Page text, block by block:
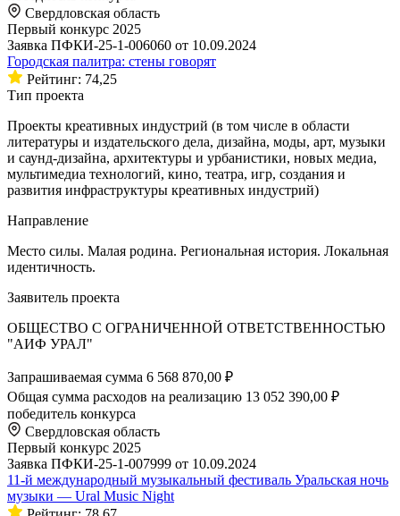
Свердловская область
Первый конкурс 2025
Заявка ПФКИ-25-1-006060 от 10.09.2024
Городская палитра: стены говорят
Рейтинг: 74,25
Тип проекта
Проекты креативных индустрий (в том числе в области
литературы и издательского дела, дизайна, моды, арт, музыки
и саунд-дизайна, архитектуры и урбанистики, новых медиа,
мультимедиа технологий, кино, театра, игр, создания и
развития инфраструктуры креативных индустрий)
Направление
Место силы. Малая родина. Региональная история. Локальная
идентичность.
Заявитель проекта
ОБЩЕСТВО С ОГРАНИЧЕННОЙ ОТВЕТСТВЕННОСТЬЮ
"АИФ УРАЛ"
Запрашиваемая сумма 6 568 870,00 ₽
Общая сумма расходов на реализацию 13 052 390,00 ₽
победитель конкурса
Свердловская область
Первый конкурс 2025
Заявка ПФКИ-25-1-007999 от 10.09.2024
11-й международный музыкальный фестиваль Уральская ночь
музыки — Ural Music Night